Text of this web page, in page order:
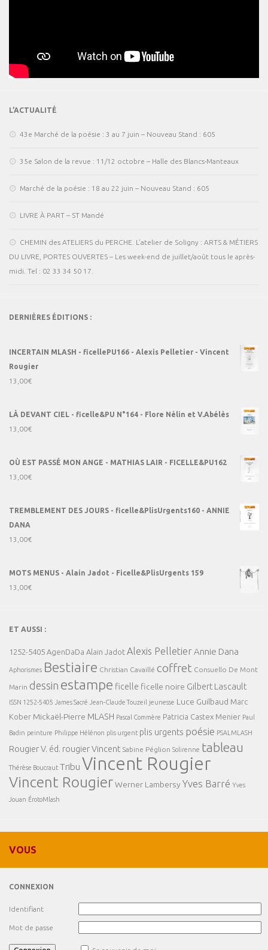
L’ACTUALITÉ
43e Marché de la poésie : 3 au 7 juin – Nouveau Stand : 605
35e Salon de la revue : 11/12 octobre – Halle des Blancs-Manteaux
Marché de la poésie : 18 au 22 juin – Nouveau Stand : 605
LIVRE À PART – ST Mandé
CHEMIN des ATELIERS du PERCHE. L’atelier de Soligny : ARTS & MÉTIERS
DU LIVRE, PORTES OUVERTES – Les week-end de juillet/août tous le après-
midi. Tel : 02 33 34 50 17.
DERNIÈRES ÉDITIONS :
INCERTAIN MLASH - ficellePU166 - Alexis Pelletier - Vincent
Rougier
13,00€
LÀ DEVANT CIEL - ficelle&PU N°164 - Flore Nélin et V.Abélès
13,00€
OÙ EST PASSÉ MON ANGE - MATHIAS LAIR - FICELLE&PU162
13,00€
TREMBLEMENT DES JOURS - ficelle&PlisUrgents160 - ANNIE
DANA
13,00€
MOTS MENUS - Alain Jadot - Ficelle&PlisUrgents 159
13,00€
ET AUSSI :
1252-5405 AgenDaDa Alain Jadot Alexis PelletierAnnie Dana
Aphorismes Bestiaire Christian Cavaillé coffret Consuello De Mont
Marin dessin estampe ficelle ficelle noire Gilbert Lascault
ISSN 1252-5405 James Sacré Jean-Claude Touzeil jeunesse Luce Guilbaud Marc
Kober Mickaël-Pierre MLASH Pascal Commère Patricia Castex Menier Paul
Badin peinture Philippe Hélénon plis urgent plis urgents poésie PSALMLASH
Rougier V. éd. rougier Vincent Sabine Péglion Solirenne tableau
Thérèse Boucraut Tribu Vincent Rougier
Vincent RougierWerner Lambersy Yves Barré Yves
Jouan ÉrotoMlash
VOUS
CONNEXION
Identifiant
Mot de passe